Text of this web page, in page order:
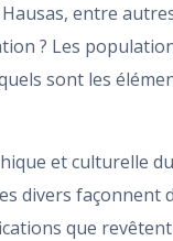
entre
? Les
sont les
et culturelle du
divers façonnent
que revêtent